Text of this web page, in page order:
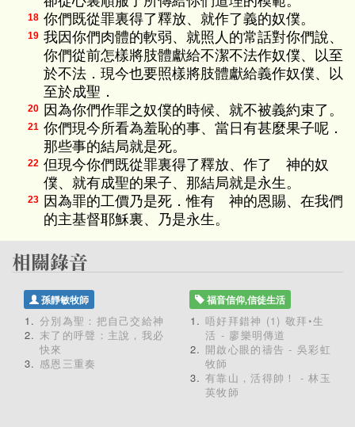
18 你們既從罪裏得了釋放、就作了義的奴僕。
19 我因你們肉體的軟弱、就照人的常話對你們說、
你們從前怎樣將肢體獻給不潔不法作奴僕、以至
於不法．現今也要照樣將肢體獻給義作奴僕、以
至於成聖．
20 因為你們作罪之奴僕的時候、就不被義約束了。
21 你們現今所看為羞恥的事、當日有甚麼果子呢．
那些事的結局就是死。
22 但現今你們既從罪裏得了釋放、作了 神的奴
僕、就有成聖的果子、那結局就是永生。
23
因為罪的工價乃是死．惟有 神的恩賜、在我們
的主基督耶穌裏、乃是永生。
孫靜敏牧師
分別為聖：把自己交給神
末了的呼聲：主說，我必
快來
感恩三重奏
福音信仰,信徒生活
唔好拜錯神 (1) 敬拜•生
活 - 廖樂明傳道
開啟心眼的禱告 - 吳彩虹
牧師
有靠山，活得帥！ - 林玉
英牧師